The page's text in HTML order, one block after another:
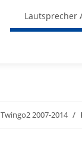
Lautsprecher
Twingo2 2007-2014